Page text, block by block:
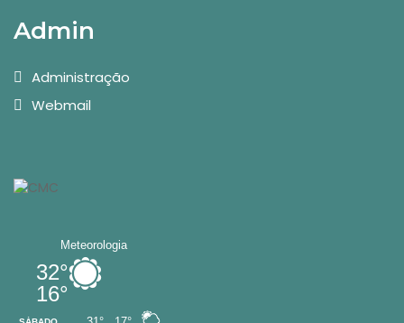
Admin
Administração
Webmail